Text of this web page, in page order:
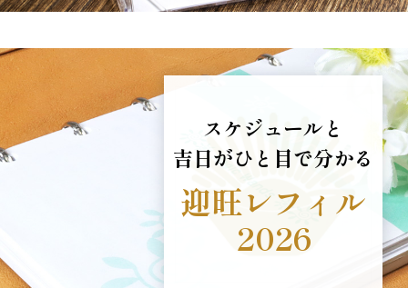
スケジュールと
吉日がひと目で分かる
迎旺レフィル
2026